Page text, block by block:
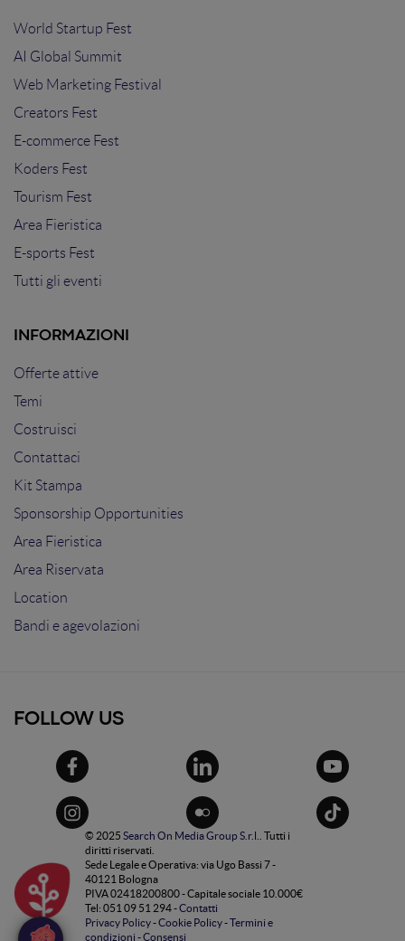
World Startup Fest
AI Global Summit
Web Marketing Festival
Creators Fest
E-commerce Fest
Koders Fest
Tourism Fest
Area Fieristica
E-sports Fest
Tutti gli eventi
INFORMAZIONI
Offerte attive
Temi
Costruisci
Contattaci
Kit Stampa
Sponsorship Opportunities
Area Fieristica
Area Riservata
Location
Bandi e agevolazioni
FOLLOW US
© 2025 Search On Media Group S.r.l.
. Tutti i
diritti riservati.
Sede Legale e Operativa: via Ugo Bassi 7 -
40121 Bologna
PIVA 02418200800 - Capitale sociale 10.000€
Tel: 051 09 51 294 -Contatti
Privacy Policy-Cookie Policy-Termini e
condizioni -Consensi